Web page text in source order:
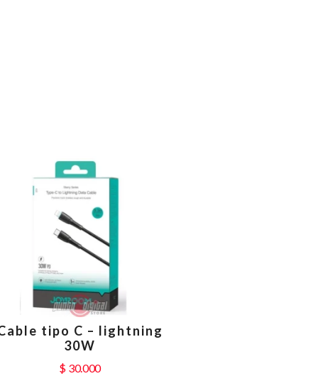
tipo C – lightning
30W
$ 30.000